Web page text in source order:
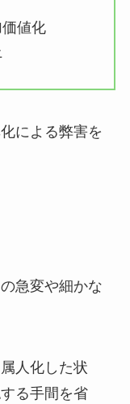
値化
による弊害を
急変や細かな
人化した状
る手間を省